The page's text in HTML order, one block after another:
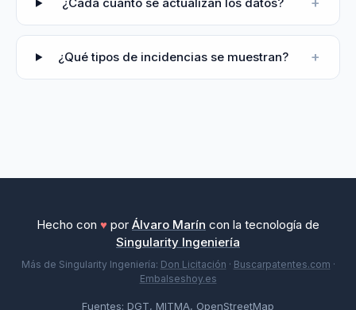
¿Qué tipos de incidencias se muestran? +
Hecho con ♥ por Álvaro Marín con la tecnología de
Singularity Ingeniería
Más de Singularity Ingeniería: Don Licitación · Buscarpatentes.com ·
Embalseshoy.es
Fuentes: DGT, MITMA, OpenStreetMap